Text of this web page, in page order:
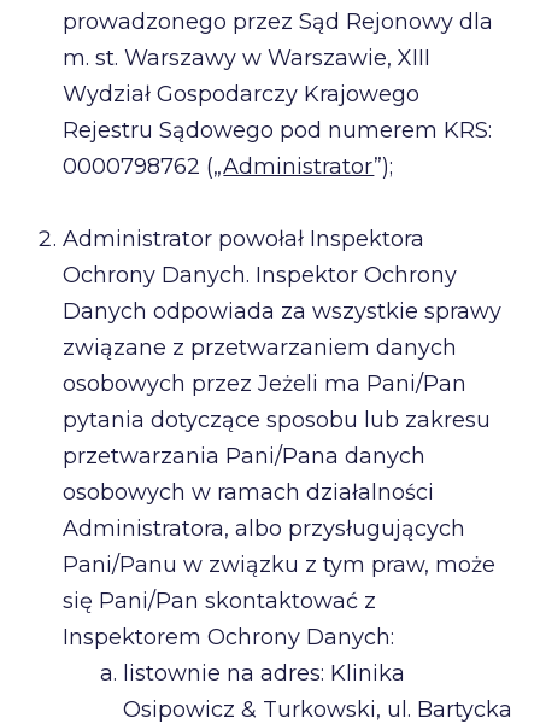
prowadzonego przez Sąd Rejonowy dla
m. st. Warszawy w Warszawie, XIII
Wydział Gospodarczy Krajowego
Rejestru Sądowego pod numerem KRS:
0000798762 („Administrator”);
Administrator powołał Inspektora
Ochrony Danych. Inspektor Ochrony
Danych odpowiada za wszystkie sprawy
związane z przetwarzaniem danych
osobowych przez Jeżeli ma Pani/Pan
pytania dotyczące sposobu lub zakresu
przetwarzania Pani/Pana danych
osobowych w ramach działalności
Administratora, albo przysługujących
Pani/Panu w związku z tym praw, może
się Pani/Pan skontaktować z
Inspektorem Ochrony Danych:
listownie na adres: Klinika
Osipowicz & Turkowski, ul. Bartycka